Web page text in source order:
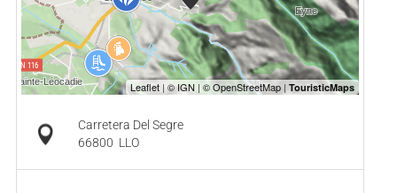
Carretera Del Segre
66800 LLO